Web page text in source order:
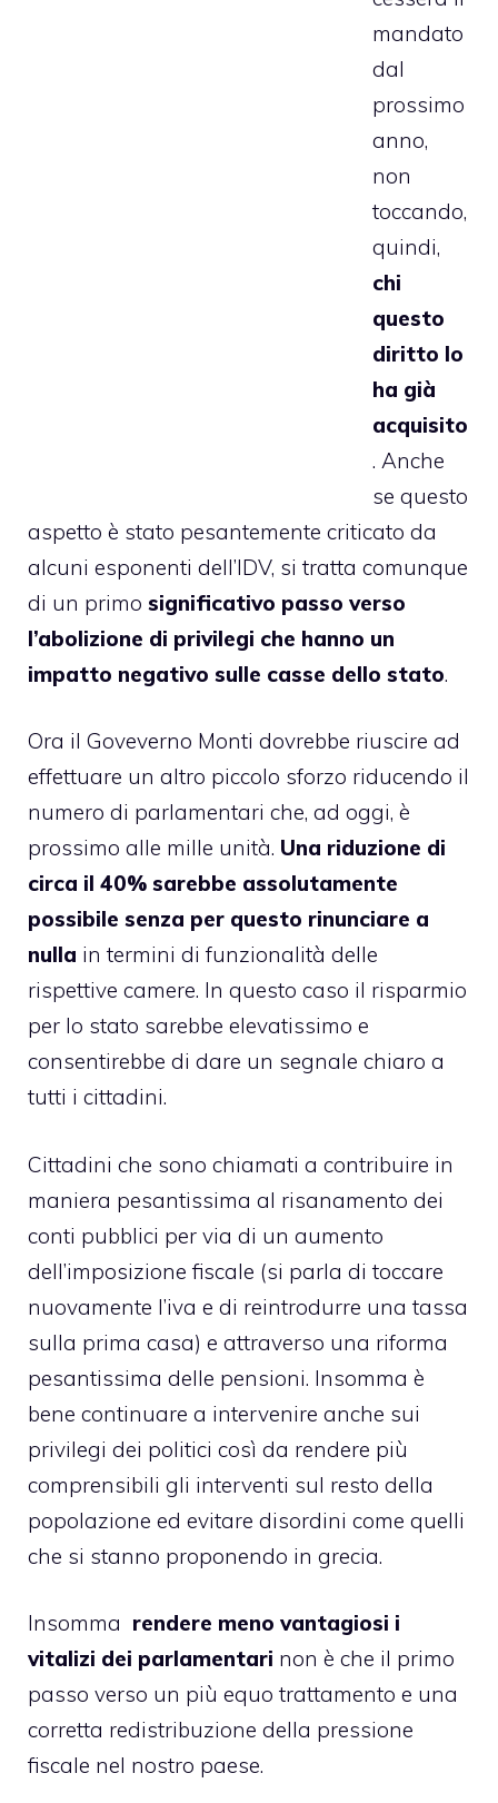
mandato
dal
prossimo
anno,
non
toccando,
quindi,
chi
questo
diritto lo
ha già
acquisito
. Anche
se questo
aspetto è stato pesantemente criticato da
alcuni esponenti dell’IDV, si tratta comunque
di un primo significativo passo verso
l’abolizione di privilegi che hanno un
impatto negativo sulle casse dello stato.
Ora il Goveverno Monti dovrebbe riuscire ad
effettuare un altro piccolo sforzo riducendo il
numero di parlamentari che, ad oggi, è
prossimo alle mille unità. Una riduzione di
circa il 40% sarebbe assolutamente
possibile senza per questo rinunciare a
nulla in termini di funzionalità delle
rispettive camere. In questo caso il risparmio
per lo stato sarebbe elevatissimo e
consentirebbe di dare un segnale chiaro a
tutti i cittadini.
Cittadini che sono chiamati a contribuire in
maniera pesantissima al risanamento dei
conti pubblici per via di un aumento
dell’imposizione fiscale (si parla di toccare
nuovamente l’iva e di reintrodurre una tassa
sulla prima casa) e attraverso una riforma
pesantissima delle pensioni. Insomma è
bene continuare a intervenire anche sui
privilegi dei politici così da rendere più
comprensibili gli interventi sul resto della
popolazione ed evitare disordini come quelli
che si stanno proponendo in grecia.
Insomma rendere meno vantagiosi i
vitalizi dei parlamentari non è che il primo
passo verso un più equo trattamento e una
corretta redistribuzione della pressione
fiscale nel nostro paese.